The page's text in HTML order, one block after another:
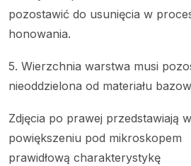
pozostawić do usunięcia w
honowania.
5. Wierzchnia warstwa musi
nieoddzielona od materiału
Zdjęcia po prawej przedstawiają w
powiększeniu pod mikroskopem
prawidłową charakterystykę